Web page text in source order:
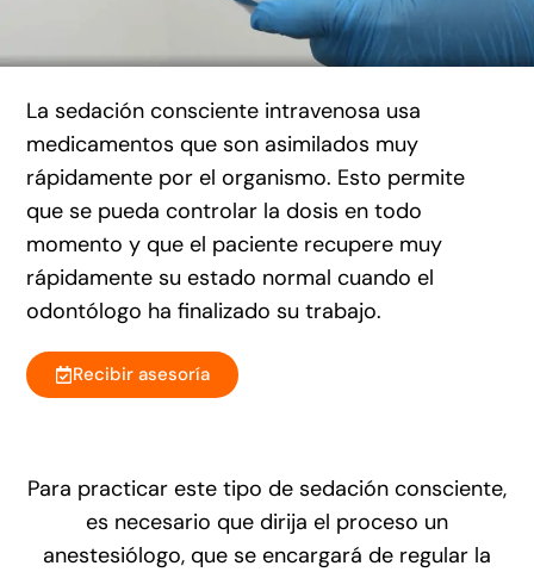
La sedación consciente intravenosa usa
medicamentos que son asimilados muy
rápidamente por el organismo. Esto permite
que se pueda controlar la dosis en todo
momento y que el paciente recupere muy
rápidamente su estado normal cuando el
odontólogo ha finalizado su trabajo.
Recibir asesoría
Para practicar este tipo de sedación consciente,
es necesario que dirija el proceso un
anestesiólogo, que se encargará de regular la